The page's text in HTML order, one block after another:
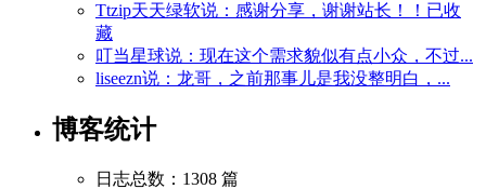
Ttzip天天绿软说：感谢分享，谢谢站长！！已收
藏
叮当星球说：现在这个需求貌似有点小众，不过...
liseezn说：龙哥，之前那事儿是我没整明白，...
博客统计
日志总数：1308 篇